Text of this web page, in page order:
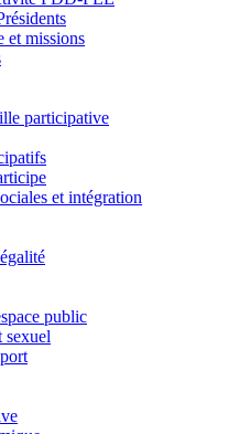
et missions
participative
et intégration
public
sexuel